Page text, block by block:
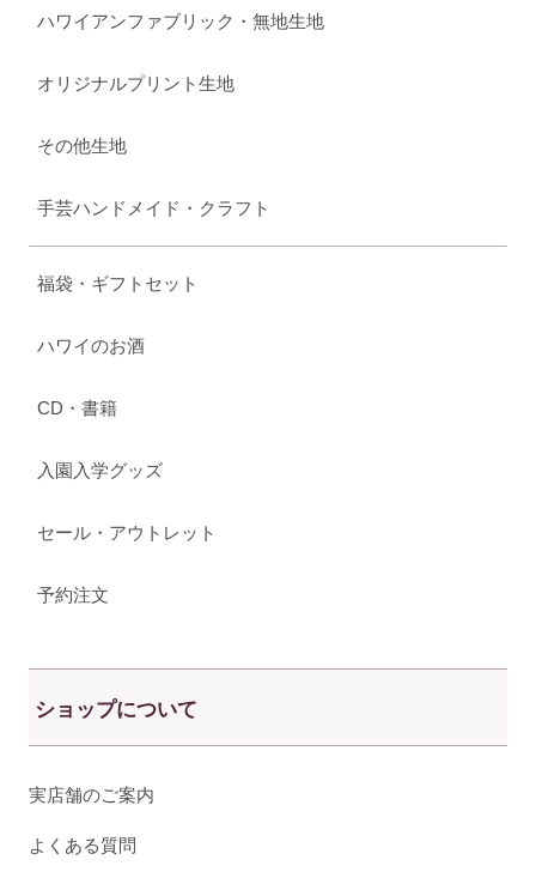
ハワイアンファブリック・無地生地
オリジナルプリント生地
その他生地
手芸ハンドメイド・クラフト
福袋・ギフトセット
ハワイのお酒
CD・書籍
入園入学グッズ
セール・アウトレット
予約注文
ショップについて
実店舗のご案内
よくある質問